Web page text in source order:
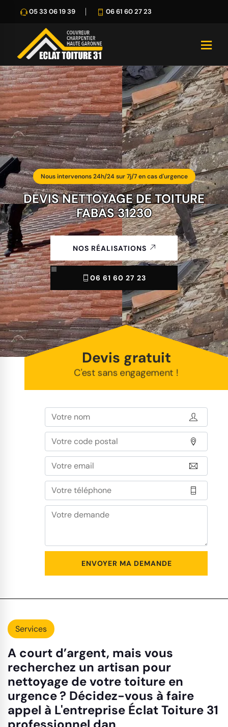
05 33 06 19 39 06 61 60 27 23
Nous intervenons 24h/24 sur 7j/7 en cas d'urgence
DEVIS NETTOYAGE DE TOITURE
FABAS 31230
NOS RÉALISATIONS
06 61 60 27 23
Devis gratuit
C'est sans engagement !
Services
A court d’argent, mais vous
recherchez un artisan pour
nettoyage de votre toiture en
urgence ? Décidez-vous à faire
appel à L'entreprise Éclat Toiture 31